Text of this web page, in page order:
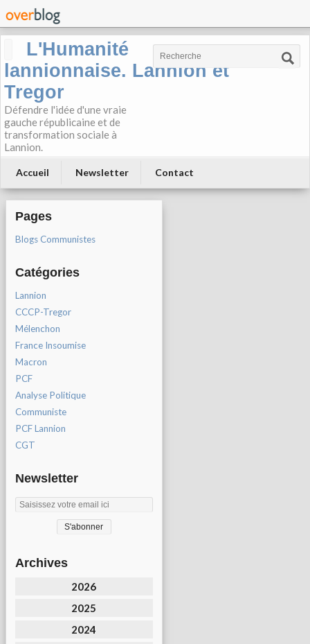
L'Humanité
lannionnaise. Lannion et
Tregor
Défendre l'idée d'une vraie
gauche républicaine et de
transformation sociale à
Lannion.
Accueil Newsletter Contact
Pages
Blogs Communistes
Catégories
Lannion
CCCP-Tregor
Mélenchon
France Insoumise
Macron
PCF
Analyse Politique
Communiste
PCF Lannion
CGT
Newsletter
Archives
2026
2025
2024